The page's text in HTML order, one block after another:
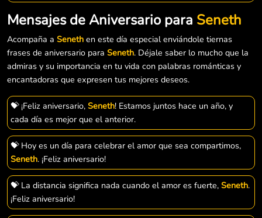
Mensajes de Aniversario para Seneth
Acompaña a Seneth en este día especial enviándole tiernas
frases de aniversario para Seneth. Déjale saber lo mucho que la
admiras y su importancia en tu vida con palabras románticas y
encantadoras que expresen tus mejores deseos.
💝 ¡Feliz aniversario, Seneth! Estamos juntos hace un año, y
cada día es mejor que el anterior.
💝 Hoy es un día para celebrar el amor que sea compartimos,
Seneth. ¡Feliz aniversario!
💝 La distancia significa nada cuando el amor es fuerte, Seneth.
¡Feliz aniversario!